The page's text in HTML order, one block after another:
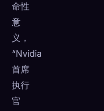
命性
意
义，
“Nvidia
首席
执行
官